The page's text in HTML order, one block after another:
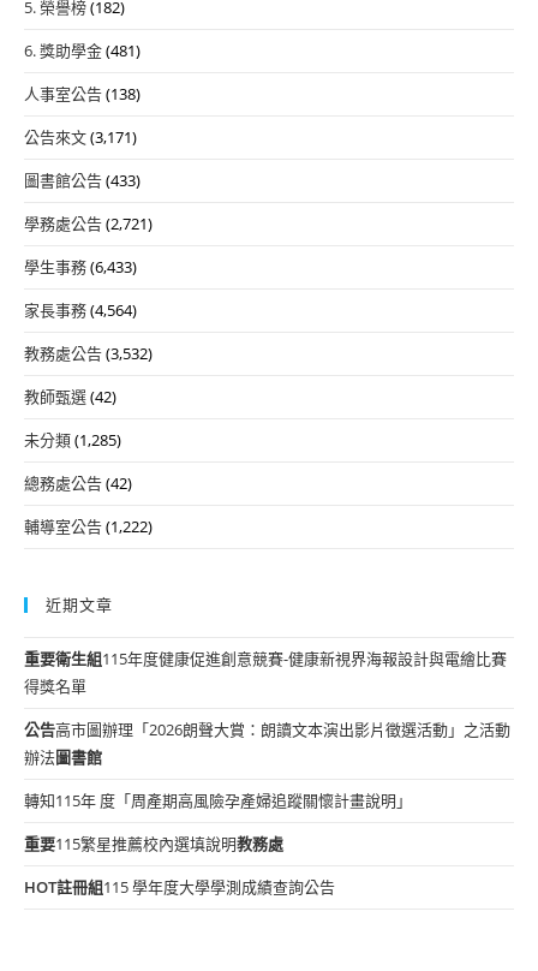
5. 榮譽榜(182)
6. 獎助學金(481)
人事室公告(138)
公告來文(3,171)
圖書館公告(433)
學務處公告(2,721)
學生事務(6,433)
家長事務(4,564)
教務處公告(3,532)
教師甄選(42)
未分類(1,285)
總務處公告(42)
輔導室公告(1,222)
近期文章
重要衛生組115年度健康促進創意競賽-健康新視界海報設計與電繪比賽
得獎名單
公告高市圖辦理「2026朗聲大賞：朗讀文本演出影片徵選活動」之活動
辦法圖書館
轉知115年 度「周產期高風險孕產婦追蹤關懷計畫說明」
重要115繁星推薦校內選填說明教務處
HOT註冊組115 學年度大學學測成績查詢公告